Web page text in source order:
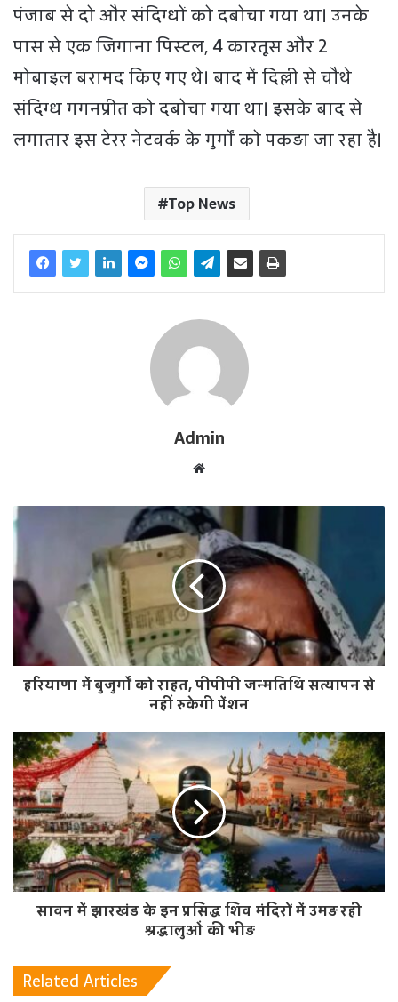
पंजाब से दो और संदिग्धों को दबोचा गया था। उनके
पास से एक जिगाना पिस्टल, 4 कारतूस और 2
मोबाइल बरामद किए गए थे। बाद में दिल्ली से चौथे
संदिग्ध गगनप्रीत को दबोचा गया था। इसके बाद से
लगातार इस टेरर नेटवर्क के गुर्गों को पकड़ा जा रहा है।
Top News
Admin
b
s
i
t
e
हरियाणा में बुजुर्गों को राहत, पीपीपी जन्मतिथि सत्यापन से
नहीं रुकेगी पेंशन
सावन में झारखंड के इन प्रसिद्ध शिव मंदिरों में उमड़ रही
श्रद्धालुओं की भीड़
Related Articles